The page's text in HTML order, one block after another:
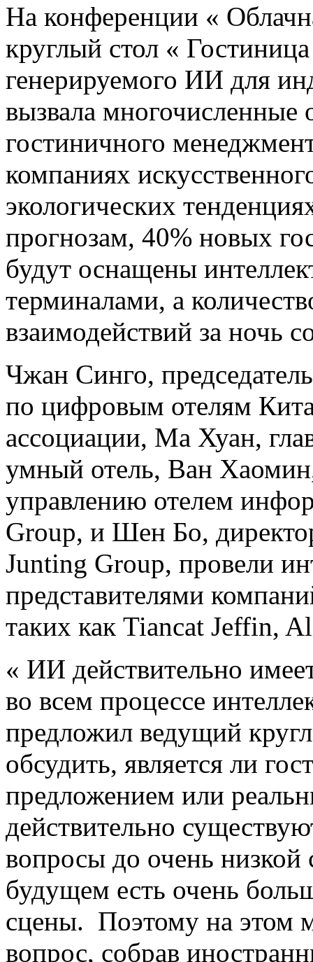
На конференции «
круглый стол «
генерируемого ИИ для
вызвала многочисленные
гостиничного
компаниях
экологических
прогнозам, 40% новых
будут оснащены
терминалами, а
взаимодействий за ночь
Чжан Синго,
по цифровым отелям
ассоциации, Ма Хуан,
умный отель, Ван
управлению отелем
Group, и Шен Бо,
Junting Group, провели
представителями
таких как Tiancat Jeffin,
« ИИ действительно
во всем процессе
предложил ведущий
обсудить, является ли
предложением или
действительно
вопросы до очень низкой
будущем есть очень
сцены. Поэтому на этом
вопрос, собрав